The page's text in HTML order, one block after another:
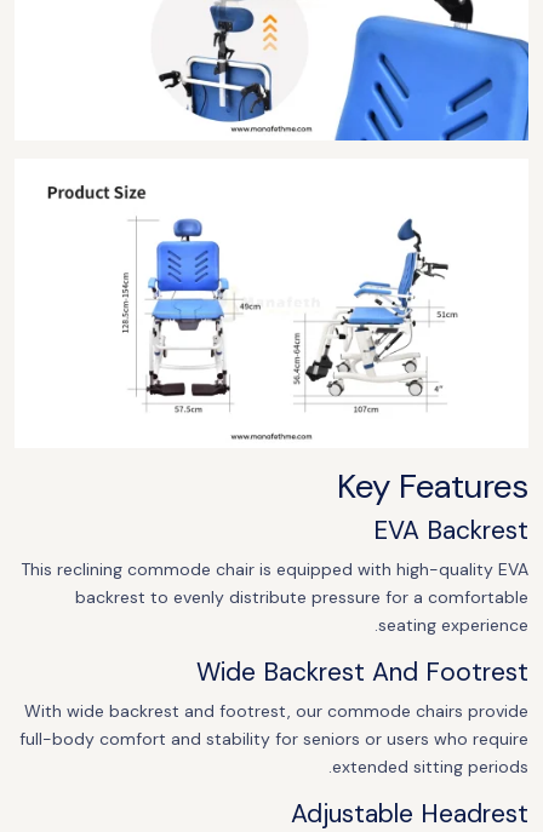
Key Features
EVA Backrest
This reclining commode chair is equipped with high-quality EVA
backrest to evenly distribute pressure for a comfortable
seating experience.
Wide Backrest And Footrest
With wide backrest and footrest, our commode chairs provide
full-body comfort and stability for seniors or users who require
extended sitting periods.
Adjustable Headrest